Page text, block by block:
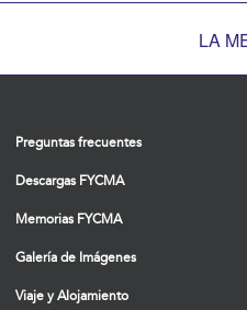
LA
Preguntas frecuentes
Descargas FYCMA
Memorias FYCMA
Galería de Imágenes
Viaje y Alojamiento